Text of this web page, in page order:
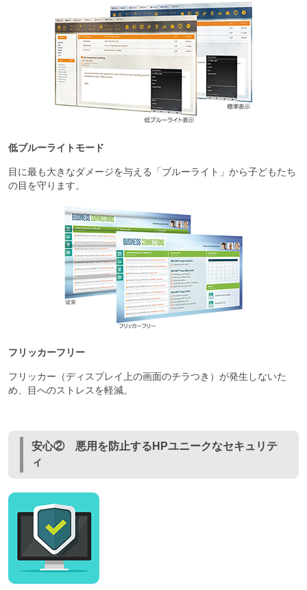
低ブルーライトモード
目に最も大きなダメージを与える「ブルーライト」から子どもたち
の目を守ります。
フリッカーフリー
フリッカー（ディスプレイ上の画面のチラつき）が発生しないた
め、目へのストレスを軽減。
安心② 悪用を防止するHPユニークなセキュリテ
ィ